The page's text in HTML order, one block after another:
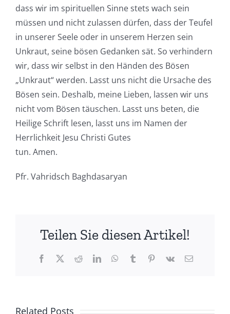
dass wir im spirituellen Sinne stets wach sein
müssen und nicht zulassen dürfen, dass der Teufel
in unserer Seele oder in unserem Herzen sein
Unkraut, seine bösen Gedanken sät. So verhindern
wir, dass wir selbst in den Händen des Bösen
„Unkraut“ werden. Lasst uns nicht die Ursache des
Bösen sein. Deshalb, meine Lieben, lassen wir uns
nicht vom Bösen täuschen. Lasst uns beten, die
Heilige Schrift lesen, lasst uns im Namen der
Herrlichkeit Jesu Christi Gutes
tun. Amen.
Pfr. Vahridsch Baghdasaryan
Teilen Sie diesen Artikel!
Facebook
X RedditLinkedInWhatsApp
TumblrPinterest
Vk Email
Related Posts